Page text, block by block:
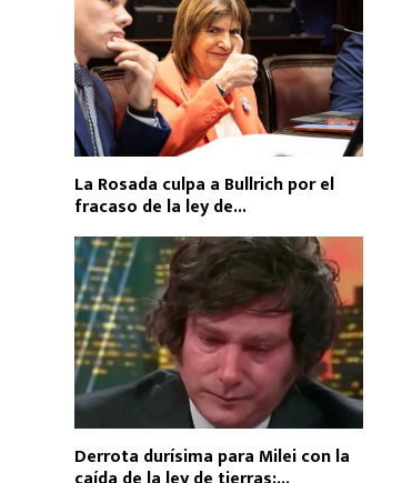
La Rosada culpa a Bullrich por el
fracaso de la ley de...
Derrota durísima para Milei con la